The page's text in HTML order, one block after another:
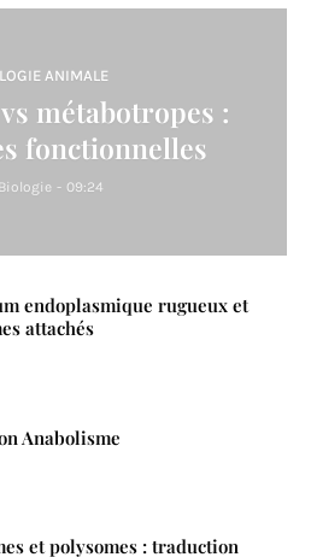
ANIMALE
métabotropes :
fonctionnelles
- 09:24
endoplasmique rugueux et
attachés
Anabolisme
et polysomes : traduction